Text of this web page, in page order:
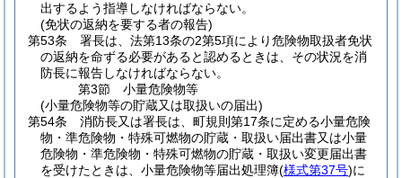
出するよう指導しなければならない。
(免状の返納を要する者の報告)
第53条
署長は、法第13条の2第5項により危険物取扱者免状
の返納を命ずる必要があると認めるときは、その状況を消
防長に報告しなければならない。
第3節
小量危険物等
(小量危険物等の貯蔵又は取扱いの届出)
第54条
消防長又は署長は、町規則第17条に定める小量危険
物・準危険物・特殊可燃物の貯蔵・取扱い届出書又は小量
危険物・準危険物・特殊可燃物の貯蔵・取扱い変更届出書
を受けたときは、小量危険物等届出処理簿(様式第37号)に